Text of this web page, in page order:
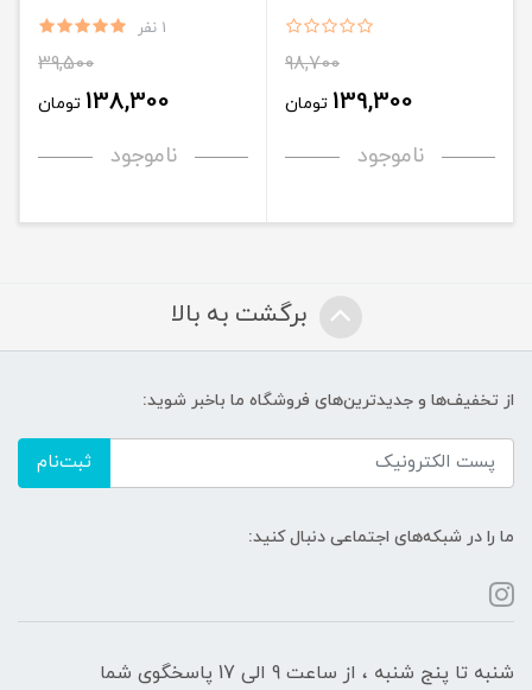
98,700
139,300 تومان
ناموجود
1 نفر
39,500
138,300 تومان
ناموجود
برگشت به بالا
از تخفیف‌ها و جدیدترین‌های فروشگاه ما باخبر شوید:
ثبت‌نام
ما را در شبکه‌های اجتماعی دنبال کنید:
شنبه تا پنج شنبه ، از ساعت 9 الی 17 پاسخگوی شما